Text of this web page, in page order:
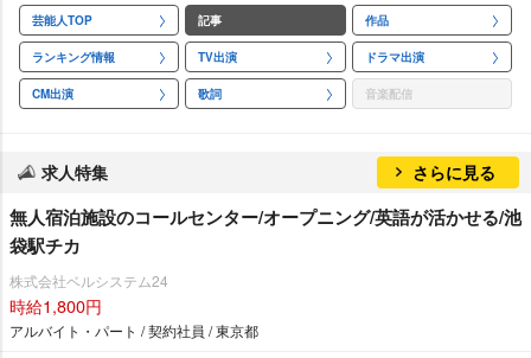
芸能人TOP 記事 作品
ランキング情報 TV出演 ドラマ出演
CM出演 歌詞 音楽配信
求人特集 さらに見る
無人宿泊施設のコールセンター/オープニング/英語が活かせる/池
袋駅チカ
株式会社ベルシステム24
時給1,800円
アルバイト・パート / 契約社員 / 東京都